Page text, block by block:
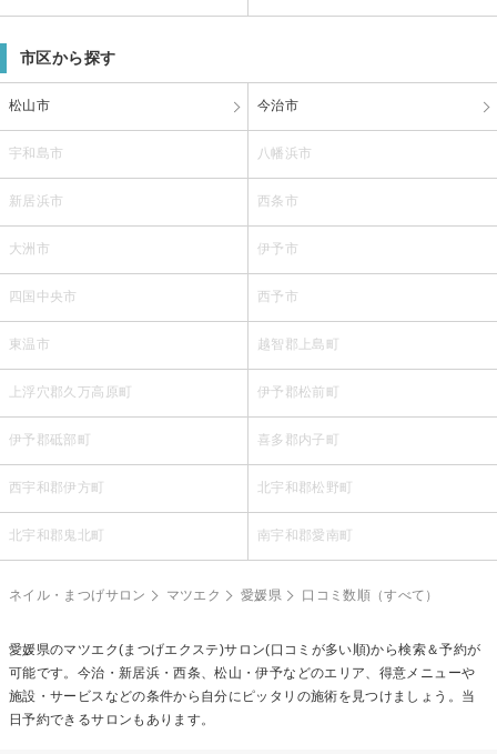
市区から探す
松山市 今治市
宇和島市 八幡浜市
新居浜市 西条市
大洲市 伊予市
四国中央市 西予市
東温市 越智郡上島町
上浮穴郡久万高原町 伊予郡松前町
伊予郡砥部町 喜多郡内子町
西宇和郡伊方町 北宇和郡松野町
北宇和郡鬼北町 南宇和郡愛南町
ネイル・まつげサロン マツエク 愛媛県 口コミ数順（すべて）
愛媛県のマツエク(まつげエクステ)サロン(口コミが多い順)から検索＆予約が
可能です。今治・新居浜・西条、松山・伊予などのエリア、得意メニューや
施設・サービスなどの条件から自分にピッタリの施術を見つけましょう。当
日予約できるサロンもあります。